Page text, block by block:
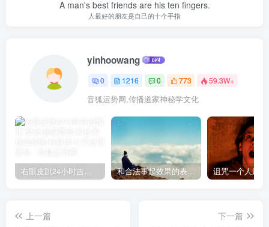
A man's best friends are his ten fingers.
人最好的朋友是自己的十个手指
yinhoowang
0 1216 0 773 59.3W+
音狐运势网,传播道家神秘学文化
右眼皮跳24小时吉凶预兆 和合法事起效果的表现，出现这些就要留意了
上一篇
下一篇